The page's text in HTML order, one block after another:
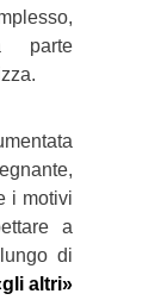
parte
i motivi
a
di
altri»